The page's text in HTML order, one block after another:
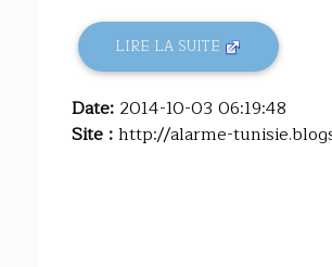
LIRE LA SUITE
Date: 2014-10-03 06:19:48
Site :http://alarme-